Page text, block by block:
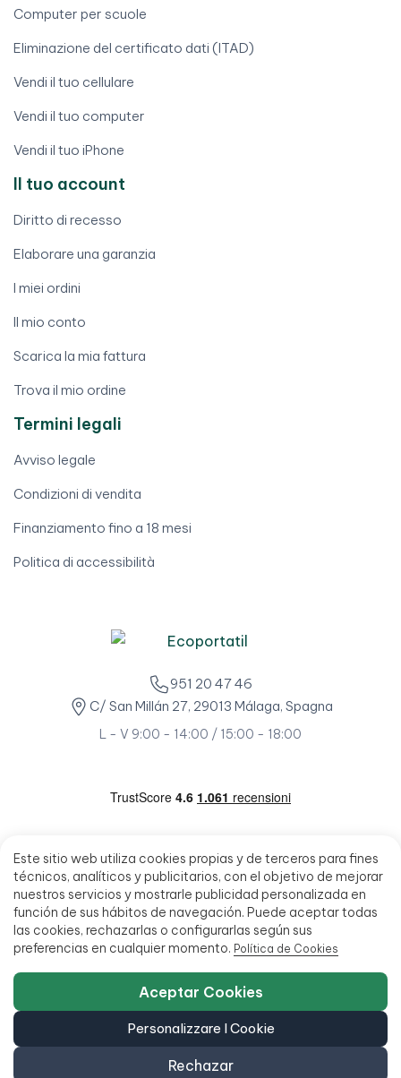
Este sitio web utiliza cookies propias y de terceros para fines
técnicos, analíticos y publicitarios, con el objetivo de mejorar
nuestros servicios y mostrarle publicidad personalizada en
función de sus hábitos de navegación. Puede aceptar todas
las cookies, rechazarlas o configurarlas según sus
preferencias en cualquier momento. Política de Cookies
Rechazar
Personalizzare I Cookie
Aceptar Cookies
Computer per scuole
Eliminazione del certificato dati (ITAD)
Vendi il tuo cellulare
Vendi il tuo computer
Vendi il tuo iPhone
Il tuo account
Diritto di recesso
Elaborare una garanzia
I miei ordini
Il mio conto
Scarica la mia fattura
Trova il mio ordine
Termini legali
Avviso legale
Condizioni di vendita
Finanziamento fino a 18 mesi
Politica di accessibilità
951 20 47 46
C/ San Millán 27, 29013 Málaga, Spagna
L - V 9:00 - 14:00 / 15:00 - 18:00
© 2026 - Ecoportatil - Tutti i diritti riservati